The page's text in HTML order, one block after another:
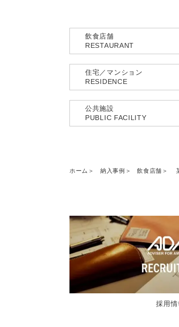
飲食店舗
RESTAURANT
住宅／マンション
RESIDENCE
公共施設
PUBLIC FACILITY
ホーム 納入事例 飲食店舗
採用